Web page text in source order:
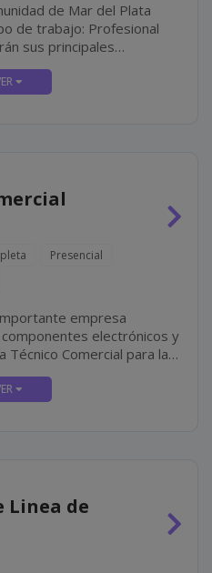
de Mar del Plata
de trabajo: Profesional
en la realización de
la supervisión del...
Presencial
empresa
electrónicos y
Técnico Comercial para la
comercial, motivados...
Linea de